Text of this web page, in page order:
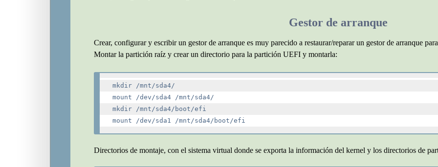
Gestor de arranque
Crear, configurar y escribir un gestor de arranque es muy parecido a restaurar/reparar un gestor de arranque
Montar la partición raíz y crear un directorio para la partición UEFI y montarla:
mkdir /mnt/sda4/
mount /dev/sda4 /mnt/sda4/
mkdir /mnt/sda4/boot/efi
Directorios de montaje, con el sistema virtual donde se exporta la información del kernel y los directorios de